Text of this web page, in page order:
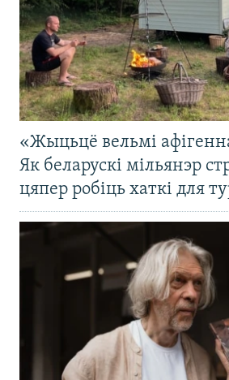
«Жыцьцё вельмі
Як беларускі мільянэр
цяпер робіць хаткі для